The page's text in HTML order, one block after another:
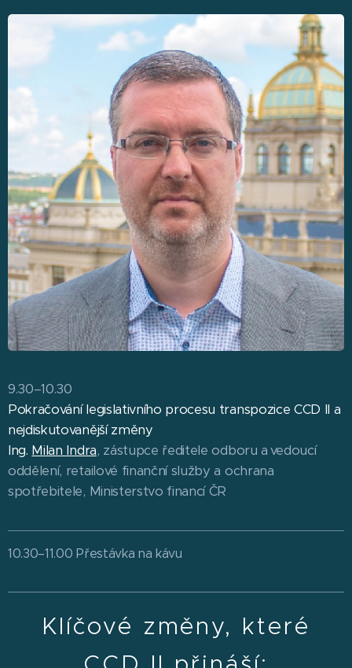
9.30–10.30
Pokračování legislativního procesu transpozice CCD II a
nejdiskutovanější změny
Ing. Milan Indra, zástupce ředitele odboru a vedoucí
oddělení, retailové finanční služby a ochrana
spotřebitele, Ministerstvo financí ČR
10.30–11.00 Přestávka na kávu
Klíčové změny, které